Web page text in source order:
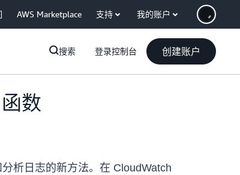
AWS Marketplace 支持 我的账户
搜索 登录控制台 创建账户
数
析日志的新方法。在 CloudWatch